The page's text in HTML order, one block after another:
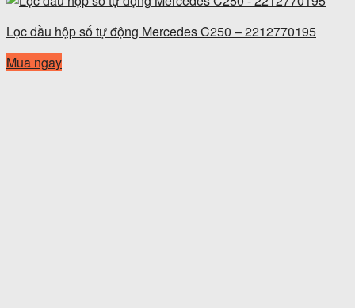
Lọc dầu hộp số tự động Mercedes C250 – 2212770195
Mua ngay